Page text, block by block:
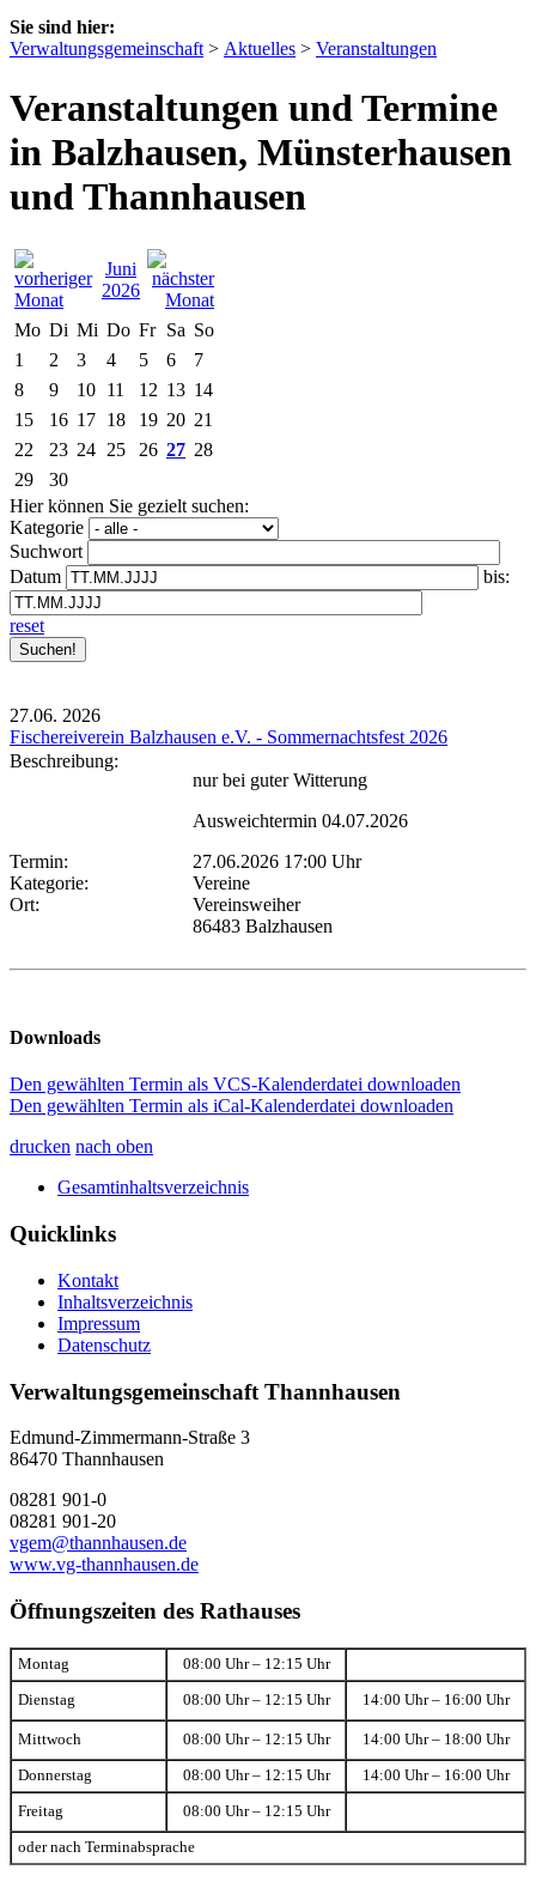
Sie sind hier:
Verwaltungsgemeinschaft > Aktuelles > Veranstaltungen
Veranstaltungen und Termine
in Balzhausen, Münsterhausen
und Thannhausen
Juni
2026
Mo Di Mi Do Fr Sa So
1
2 3 4 5 6
7
8
9 10 11 12 13 14
15
16 17 18 19 20 21
22
23 24 25 26 27 28
29
30
Hier können Sie gezielt suchen:
Kategorie
Suchwort
Datum
bis:
reset
27.06. 2026
Fischereiverein Balzhausen e.V. - Sommernachtsfest 2026
Beschreibung:
nur bei guter Witterung
Ausweichtermin 04.07.2026
Termin:
27.06.2026 17:00 Uhr
Kategorie:
Vereine
Ort:
Vereinsweiher
86483 Balzhausen
Downloads
Den gewählten Termin als VCS-Kalenderdatei downloaden
Den gewählten Termin als iCal-Kalenderdatei downloaden
drucken nach oben
Gesamtinhaltsverzeichnis
Quicklinks
Kontakt
Inhaltsverzeichnis
Impressum
Datenschutz
Verwaltungsgemeinschaft Thannhausen
Edmund-Zimmermann-Straße 3
86470 Thannhausen
08281 901-0
08281 901-20
vgem@thannhausen.de
www.vg-thannhausen.de
Öffnungszeiten des Rathauses
Montag 08:00 Uhr – 12:15 Uhr
Dienstag 08:00 Uhr – 12:15 Uhr 14:00 Uhr – 16:00 Uhr
Mittwoch 08:00 Uhr – 12:15 Uhr 14:00 Uhr – 18:00 Uhr
Donnerstag 08:00 Uhr – 12:15 Uhr 14:00 Uhr – 16:00 Uhr
Freitag 08:00 Uhr – 12:15 Uhr
oder nach Terminabsprache